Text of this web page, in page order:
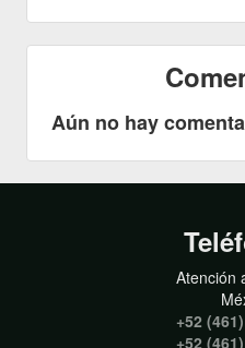
Aún no hay
Atención
+52
+52